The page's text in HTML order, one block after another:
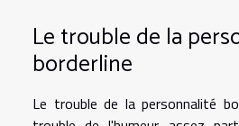
Le trouble de la
borderline
Le trouble de la personnalité